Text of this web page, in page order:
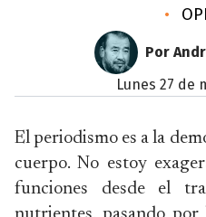
•
Por
lunes 27 de
El periodismo es a la
cuerpo. No estoy
funciones desde el